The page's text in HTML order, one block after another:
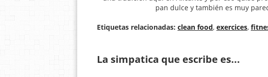
pan dulce y también es muy
Etiquetas relacionadas: clean food, exercices,
La simpatica que escribe es...